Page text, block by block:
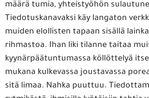
määrä tumia, yhteistyöhön
Tiedotuskanavaksi käy langaton
muiden elollisten tapaan sisällä
rihmastoa. Ihan liki tilanne taitaa
kyynärpäätuntumassa köllöttelyä
mukana kulkevassa joustavassa
sitä limaa. Nahka puuttuu.